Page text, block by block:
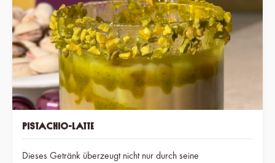
Pistachio-Latte
Dieses Getränk überzeugt nicht nur durch seine